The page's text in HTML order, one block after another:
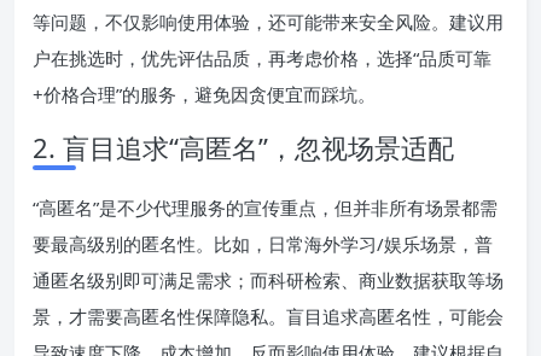
等问题，不仅影响使用体验，还可能带来安全风险。建议用
户在挑选时，优先评估品质，再考虑价格，选择“品质可靠
+价格合理”的服务，避免因贪便宜而踩坑。
2. 盲目追求“高匿名”，忽视场景适配
“高匿名”是不少代理服务的宣传重点，但并非所有场景都需
要最高级别的匿名性。比如，日常海外学习/娱乐场景，普
通匿名级别即可满足需求；而科研检索、商业数据获取等场
景，才需要高匿名性保障隐私。盲目追求高匿名性，可能会